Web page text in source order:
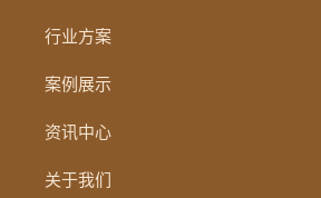
行业方案
案例展示
资讯中心
关于我们